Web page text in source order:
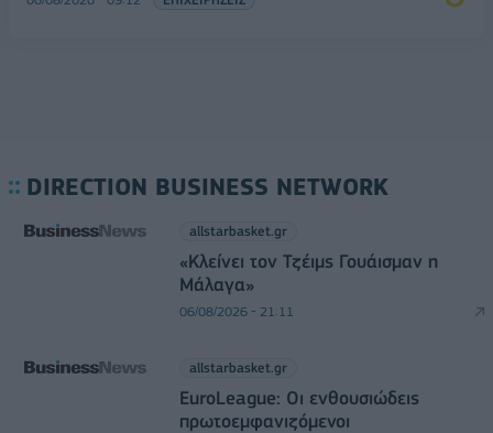
DIRECTION BUSINESS NETWORK
allstarbasket.gr
«Κλείνει τον Τζέιμς Γουάισμαν η
Μάλαγα»
06/08/2026 - 21:11
allstarbasket.gr
EuroLeague: Οι ενθουσιώδεις
πρωτοεμφανιζόμενοι